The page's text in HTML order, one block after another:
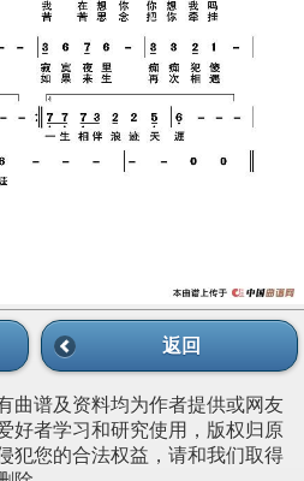
返回
曲谱及资料均为作者提供或网友
好者学习和研究使用，版权归原
犯您的合法权益，请和我们取得